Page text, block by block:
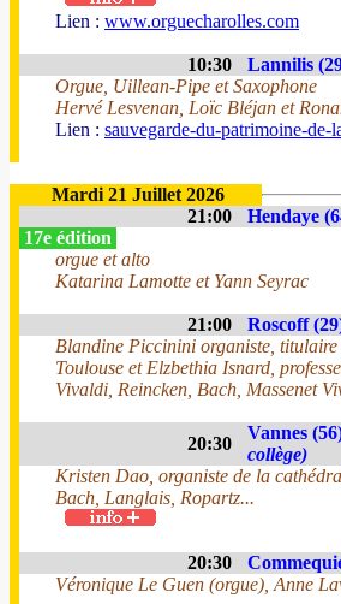
Lien : www.orguecharolles.com
10:30
Lannilis
Orgue, Uillean-Pipe et Saxophone
Hervé Lesvenan, Loïc Bléjan et
Lien : sauvegarde-du-patrimoine-de-
Mardi 21 Juillet 2026
21:00
Hendaye
17e édition
orgue et alto
Katarina Lamotte et Yann Seyrac
21:00
Roscoff
Blandine Piccinini organiste,
Toulouse et Elzbethia Isnard,
Vivaldi, Reincken, Bach, Massenet
20:30
Vannes
collège)
Kristen Dao, organiste de la
Bach, Langlais, Ropartz...
20:30
Véronique Le Guen (orgue), Anne